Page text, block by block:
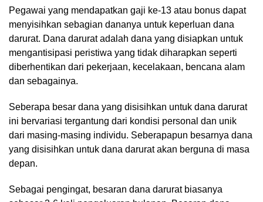
Pegawai yang mendapatkan gaji ke-13 atau bonus dapat
menyisihkan sebagian dananya untuk keperluan dana
darurat. Dana darurat adalah dana yang disiapkan untuk
mengantisipasi peristiwa yang tidak diharapkan seperti
diberhentikan dari pekerjaan, kecelakaan, bencana alam
dan sebagainya.
Seberapa besar dana yang disisihkan untuk dana darurat
ini bervariasi tergantung dari kondisi personal dan unik
dari masing-masing individu. Seberapapun besarnya dana
yang disisihkan untuk dana darurat akan berguna di masa
depan.
Sebagai pengingat, besaran dana darurat biasanya